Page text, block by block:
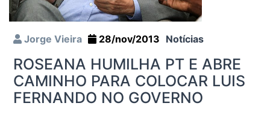
Jorge Vieira 28/nov/2013 Notícias
ROSEANA HUMILHA PT E ABRE
CAMINHO PARA COLOCAR LUIS
FERNANDO NO GOVERNO